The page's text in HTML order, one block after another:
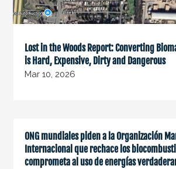
Lost in the Woods Report: Converting
is Hard, Expensive, Dirty and Dangerous
Mar 10, 2026
ONG mundiales piden a la Organización
Internacional que rechace los
comprometa al uso de energías